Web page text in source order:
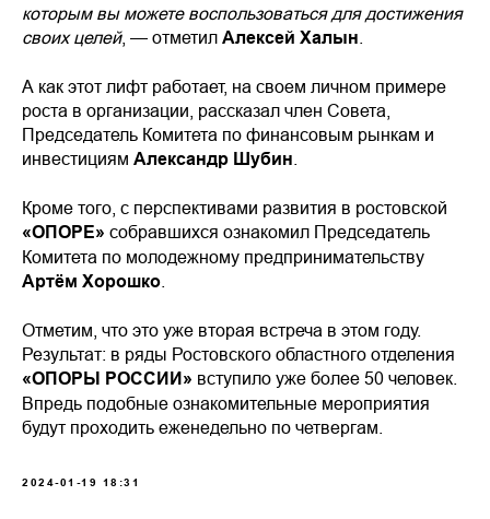
которым вы можете воспользоваться для достижения
своих целей, — отметил Алексей Халын
А как этот лифт работает, на своем личном примере
роста в организации, рассказал член Совета,
Председатель Комитета по финансовым рынкам и
инвестициям Александр Шубин
Кроме того, с перспективами развития в ростовской
«ОПОРЕ» собравшихся ознакомил Председатель
Комитета по молодежному предпринимательству
Артём Хорошко
Отметим, что это уже вторая встреча в этом году.
Результат: в ряды Ростовского областного отделения
«ОПОРЫ РОССИИ» вступило уже более 50 человек.
Впредь подобные ознакомительные мероприятия
будут проходить еженедельно по четвергам.
2024-01-19 18:31